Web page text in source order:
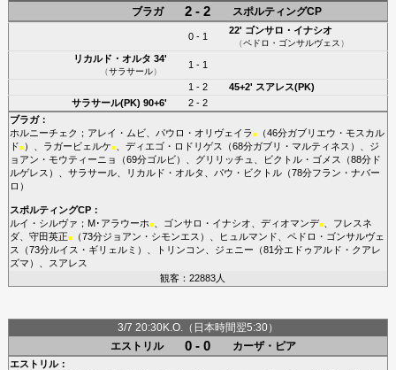
ブラガ
2 - 2 スポルティングCP
0 - 1
22' ゴンサロ・イナシオ
（ペドロ・ゴンサルヴェス ）
リカルド・オルタ 34'
（サラサール）
1 - 1
1 - 2 45+2' スアレス(PK)
サラサール(PK) 90+6'
2 - 2
ブラガ：
ホルニーチェク ； アレイ・ムビ、 パウロ・オリヴェイラ ■（46分ガブリエウ・モスカル
ド■）、 ラガービェルケ■、 ディエゴ・ロドリゲス （68分ガブリ・マルティネス ）、 ジ
ョアン・モウティーニョ
（69分ゴルビ）、 グリリッチュ ビクトル・ゴメス （88分ド
ルゲレス ）、 サラサール、 リカルド・オルタ パウ・ビクトル（78分フラン・ナバー
ロ ）
スポルティングCP：
ルイ・シルヴァ ； M･アラウーホ■、 ゴンサロ・イナシオ ディオマンデ■、 フレスネ
ダ、 守田英正■（73分ジョアン・シモンエス ）、 ヒュルマンド
ペドロ・ゴンサルヴェ
ス
（73分ルイス・ギリェルミ ）、 トリンコン ジェニー （81分エドゥアルド・クアレ
ズマ ）、 スアレス
観客：22883人
3/7 20:30K.O.（日本時間翌5:30）
エストリル
0 - 0 カーザ・ピア
エストリル：